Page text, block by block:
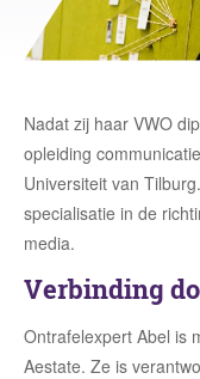
Nadat zij haar VWO
opleiding
Universiteit van
specialisatie in de
media.
Verbinding
Ontrafelexpert Abel is
Aestate. Ze is